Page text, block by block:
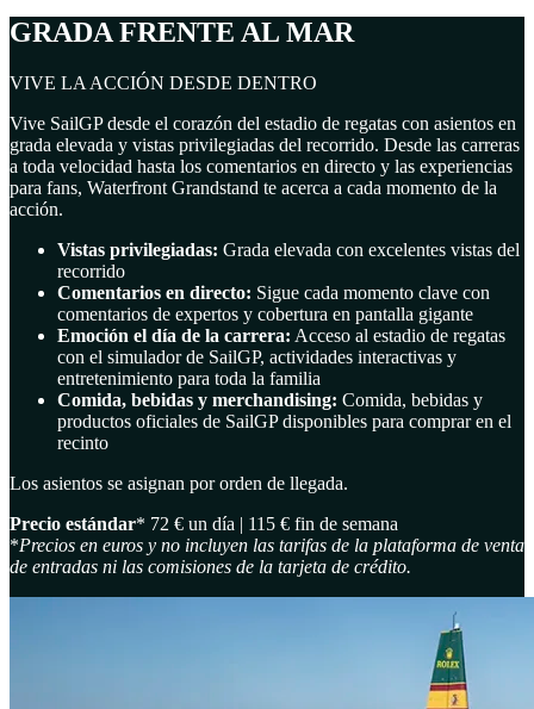
GRADA FRENTE AL MAR
VIVE LA ACCIÓN DESDE DENTRO
Vive SailGP desde el corazón del estadio de regatas con asientos en
grada elevada y vistas privilegiadas del recorrido. Desde las carreras
a toda velocidad hasta los comentarios en directo y las experiencias
para fans, Waterfront Grandstand te acerca a cada momento de la
acción.
Vistas privilegiadas: Grada elevada con excelentes vistas del
recorrido
Comentarios en directo: Sigue cada momento clave con
comentarios de expertos y cobertura en pantalla gigante
Emoción el día de la carrera: Acceso al estadio de regatas
con el simulador de SailGP, actividades interactivas y
entretenimiento para toda la familia
Comida, bebidas y merchandising: Comida, bebidas y
productos oficiales de SailGP disponibles para comprar en el
recinto
Los asientos se asignan por orden de llegada.
Precio estándar* 72 € un día | 115 € fin de semana
*Precios en euros y no incluyen las tarifas de la plataforma de venta
de entradas ni las comisiones de la tarjeta de crédito.